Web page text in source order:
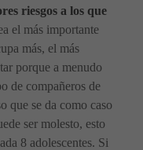
riesgos a los que
el más importante
más, el más
porque a menudo
de compañeros de
que se da como caso
ser molesto, esto
8 adolescentes. Si